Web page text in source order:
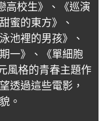
高校生》、《巡演
蜜的東方》、
池裡的男孩》、
一》、《單細胞
風格的青春主題作
透過這些電影，
。